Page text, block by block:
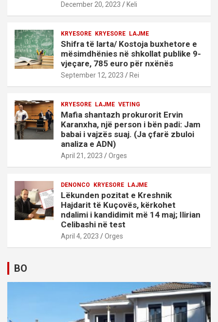
December 20, 2023 Keli
KRYESORE KRYESORE LAJME
Shifra të larta/ Kostoja buxhetore e
mësimdhënies në shkollat publike 9-
vjeçare, 785 euro për nxënës
September 12, 2023 Rei
KRYESORE LAJME VETING
Mafia shantazh prokurorit Ervin
Karanxha, një person i bën padi: Jam
babai i vajzës suaj. (Ja çfarë zbuloi
analiza e ADN)
April 21, 2023 Orges
DENONCO KRYESORE LAJME
Lëkunden pozitat e Kreshnik
Hajdarit të Kuçovës, kërkohet
ndalimi i kandidimit më 14 maj; Ilirian
Celibashi në test
April 4, 2023 Orges
BO